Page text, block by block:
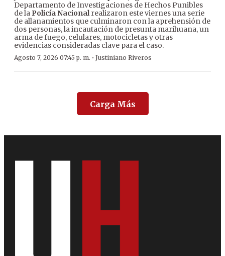
Departamento de Investigaciones de Hechos Punibles
de la Policía Nacionalrealizaron este viernes una serie
de allanamientos que culminaron con la aprehensión de
dos personas, la incautación de presunta marihuana, un
arma de fuego, celulares, motocicletas y otras
evidencias consideradas clave para el caso.
Agosto 7, 2026 07:45 p. m. · Justiniano Riveros
Carga Más